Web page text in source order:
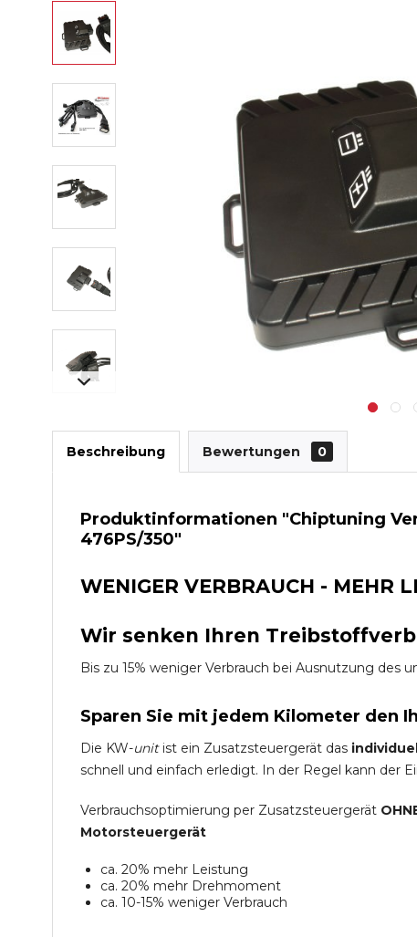
Beschreibung Bewertungen 0
Produktinformationen "Chiptuning
476PS/350"
WENIGER VERBRAUCH - MEHR
Wir senken Ihren
Bis zu 15% weniger Verbrauch bei Ausnutzung des
Sparen Sie mit jedem Kilometer den
Die KW-unitist ein Zusatzsteuergerät das
schnell und einfach erledigt. In der Regel kann der
Verbrauchsoptimierung per Zusatzsteuergerät
Motorsteuergerät
ca. 20% mehr Leistung
ca. 20% mehr Drehmoment
ca. 10-15% weniger Verbrauch